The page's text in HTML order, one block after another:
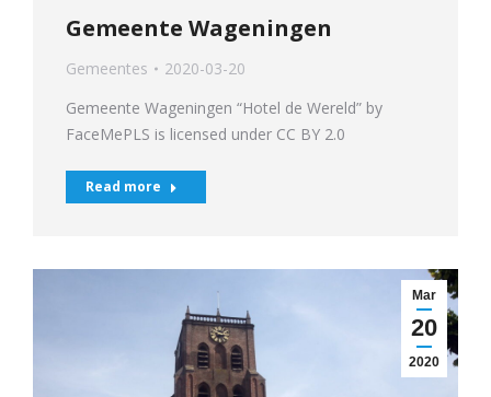
Gemeente Wageningen
Gemeentes
2020-03-20
Gemeente Wageningen “Hotel de Wereld” by
FaceMePLS is licensed under CC BY 2.0
Read more
Mar
20
2020